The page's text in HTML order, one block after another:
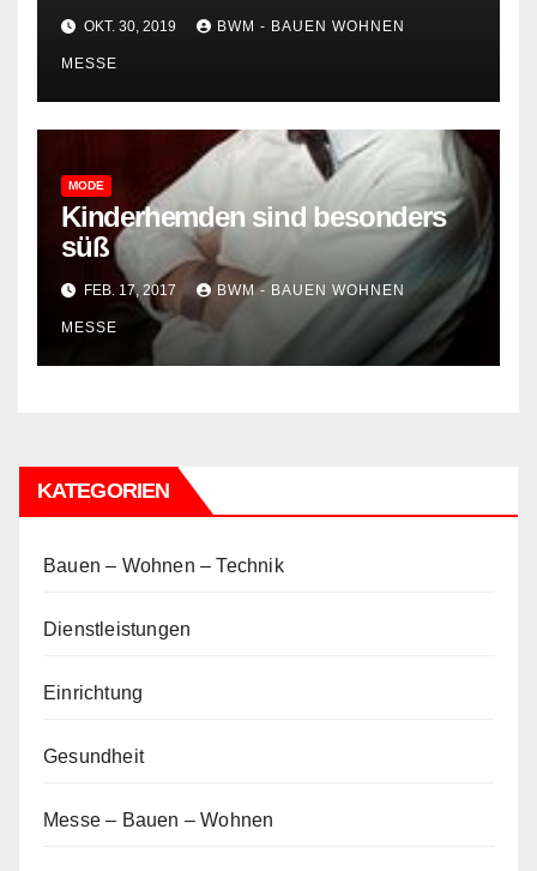
Accessoire wird
OKT. 30, 2019 BWM - BAUEN WOHNEN
MESSE
MODE
Kinderhemden sind besonders
süß
FEB. 17, 2017 BWM - BAUEN WOHNEN
MESSE
KATEGORIEN
Bauen – Wohnen – Technik
Dienstleistungen
Einrichtung
Gesundheit
Messe – Bauen – Wohnen